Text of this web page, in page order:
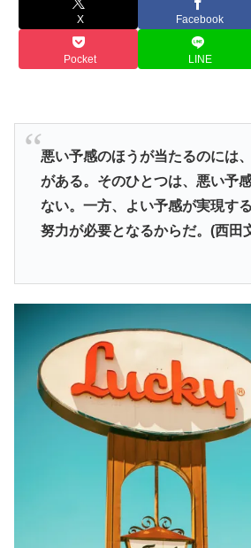
X Facebook
Pocket LINE
悪い予感のほうが当たるのには
がある。そのひとつは、悪い予
ない。一方、よい予感が実現す
努力が必要となるからだ。(西田